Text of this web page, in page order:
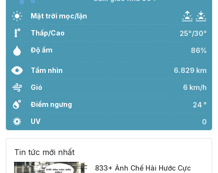
Mặt trời mọc/lặn
Thấp/Cao 25°/30°
Độ ẩm 86%
Tầm nhìn 6.829 km
Gió 6 km/h
Điểm ngưng 24 °
UV 0
Tin tức mới nhất
833+ Ảnh Chế Hài Hước Cực